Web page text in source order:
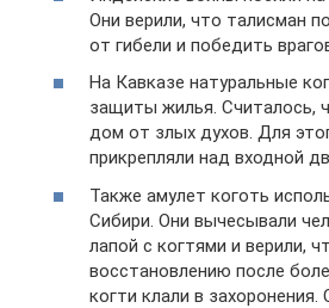
Они верили, что талисман
от гибели и победить
На Кавказе натуральные
защиты жилья. Считалось,
дом от злых духов. Для
прикрепляли над входной
Также амулет коготь
Сибири. Они вычесывали
лапой с когтями и верили,
восстановлению после
когти клали в захоронения.